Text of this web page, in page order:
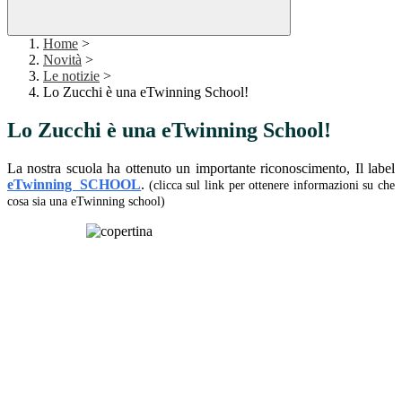
Home >
Novità >
Le notizie >
Lo Zucchi è una eTwinning School!
Lo Zucchi è una eTwinning School!
La nostra scuola ha ottenuto un importante riconoscimento, Il label
eTwinning SCHOOL. (clicca sul link per ottenere informazioni su che
cosa sia una eTwinning school)